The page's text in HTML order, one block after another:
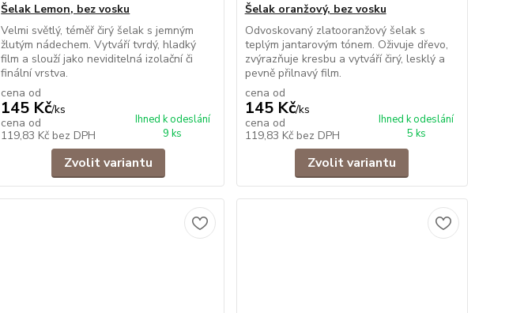
Šelak Lemon, bez vosku
Velmi světlý, téměř čirý šelak s jemným
žlutým nádechem. Vytváří tvrdý, hladký
film a slouží jako neviditelná izolační či
finální vrstva.
cena od
145 Kč/ks
cena od
119,83 Kč bez DPH
Ihned k odeslání
9 ks
Zvolit variantu
Šelak oranžový, bez vosku
Odvoskovaný zlatooranžový šelak s
teplým jantarovým tónem. Oživuje dřevo,
zvýrazňuje kresbu a vytváří čirý, lesklý a
pevně přilnavý film.
cena od
145 Kč/ks
cena od
119,83 Kč bez DPH
Ihned k odeslání
5 ks
Zvolit variantu